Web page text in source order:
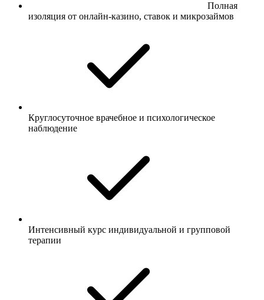
Полная
изоляция от онлайн-казино, ставок и микрозаймов
Круглосуточное врачебное и психологическое
наблюдение
Интенсивный курс индивидуальной и групповой
терапии